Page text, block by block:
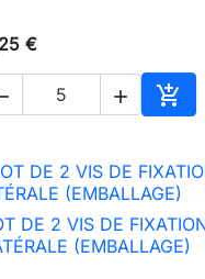
€
 
 Aperçu rapide
DE 2 VIS DE
(EMBALLAGE)